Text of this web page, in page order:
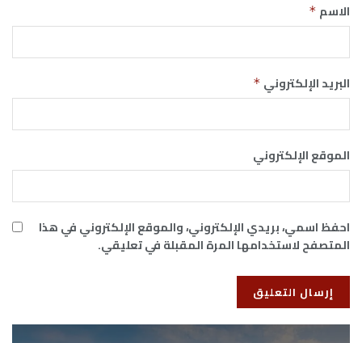
الاسم *
البريد الإلكتروني *
الموقع الإلكتروني
احفظ اسمي، بريدي الإلكتروني، والموقع الإلكتروني في هذا
المتصفح لاستخدامها المرة المقبلة في تعليقي.